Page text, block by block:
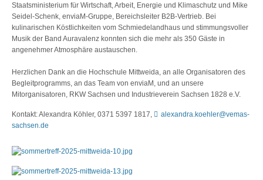
Staatsministerium für Wirtschaft, Arbeit, Energie und Klimaschutz und Mike
Seidel-Schenk, enviaM-Gruppe, Bereichsleiter B2B-Vertrieb. Bei
kulinarischen Köstlichkeiten vom Schmiedelandhaus und stimmungsvoller
Musik der Band Auravalenz konnten sich die mehr als 350 Gäste in
angenehmer Atmosphäre austauschen.
Herzlichen Dank an die Hochschule Mittweida, an alle Organisatoren des
Begleitprogramms, an das Team von enviaM, und an unsere
Mitorganisatoren, RKW Sachsen und Industrieverein Sachsen 1828 e.V.
Kontakt: Alexandra Köhler, 0371 5397 1817,
alexandra.koehler@vemas-
sachsen.de